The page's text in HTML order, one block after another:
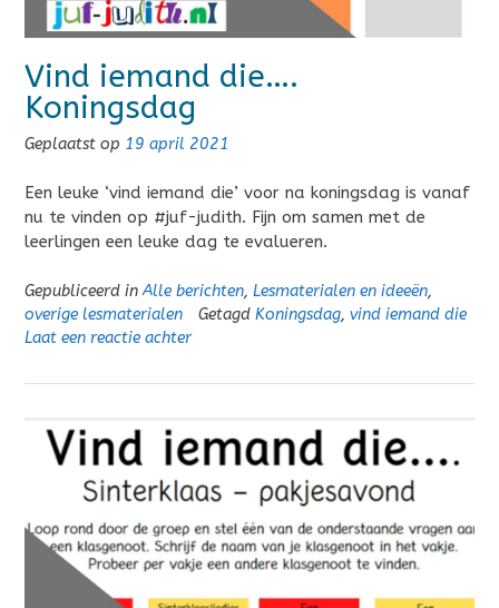
Vind iemand die….
Koningsdag
Geplaatst op 19 april 2021
Een leuke ‘vind iemand die’ voor na koningsdag is vanaf
nu te vinden op #juf-judith. Fijn om samen met de
leerlingen een leuke dag te evalueren.
Gepubliceerd inAlle berichten, Lesmaterialen en ideeën,
overige lesmaterialen
Getagd Koningsdag, vind iemand die
Laat een reactie achter